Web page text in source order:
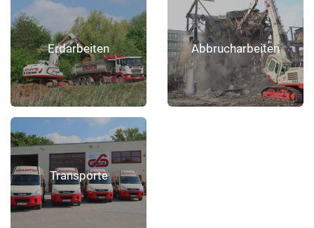
Erdarbeiten Abbrucharbeiten
Transporte